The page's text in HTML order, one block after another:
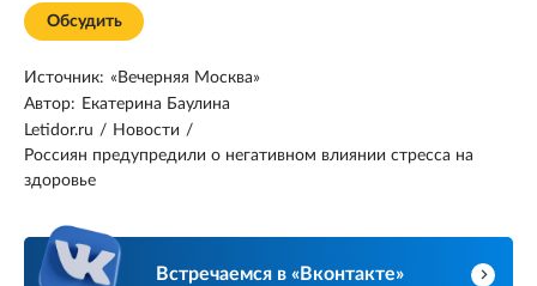
Обсудить
Источник: «Вечерняя Москва»
Автор: Екатерина Баулина
Letidor.ru / Новости /
Россиян предупредили о негативном влиянии стресса на
здоровье
Встречаемся в «Вконтакте»